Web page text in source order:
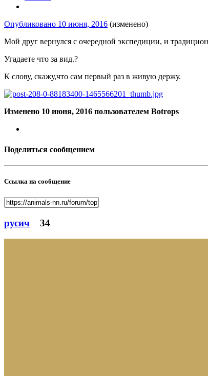
Опубликовано 10 июня, 2016 (изменено)
Мой друг вернулся с очередной экспедиции, и
Угадаете что за вид.?
К слову, скажу,что сам первый раз в живую держу.
Изменено 10 июня, 2016 пользователем Botrops
Поделиться сообщением
Ссылка на сообщение
русич 34